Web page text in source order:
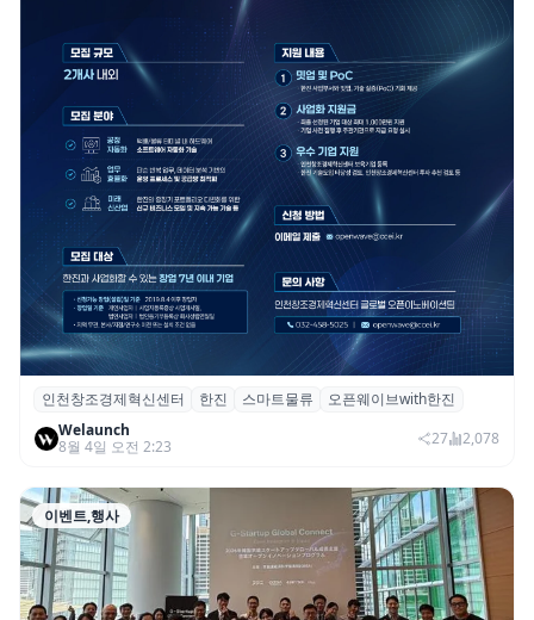
인천혁신센터·한진, 물류 혁신 위한 ‘2026 오
픈웨이브 with 한진’ 참여기업 모집
인천창조경제혁신센터 한진 스마트물류
오픈웨이브with한진
Welaunch
8월 4일 오전 2:23
27 2,078
이벤트,행사